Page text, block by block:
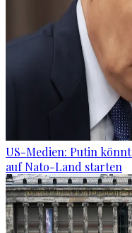
US-Medien: Putin
auf Nato-Land starten